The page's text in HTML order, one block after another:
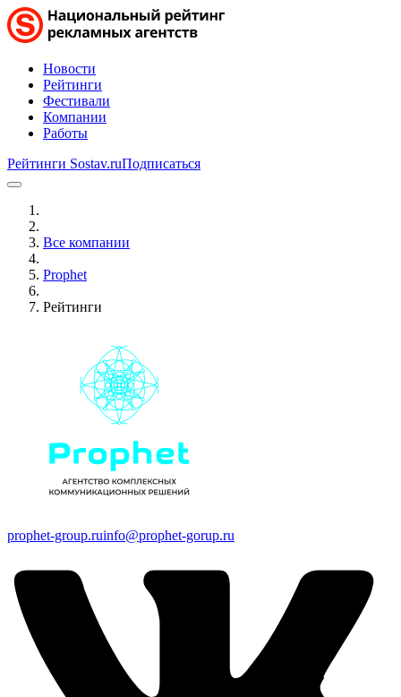
Новости
Рейтинги
Фестивали
Компании
Работы
Рейтинги Sostav.ruПодписаться
Все компании
Prophet
Рейтинги
prophet-group.ruinfo@prophet-gorup.ru